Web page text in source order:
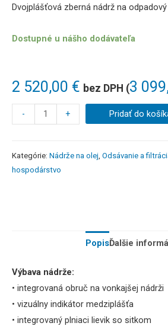
2 520,00 € bez DPH (3
Dvojplášťová zberná nádrž na odpadový
Dostupné u nášho dodávateľa
- + Pridať do
Kategórie: Nádrže na olej, Odsávanie a
hospodárstvo
PopisĎalšie
Výbava nádrže:
• integrovaná obruč na vonkajšej nádrži
• vizuálny indikátor medziplášťa
• integrovaný plniaci lievik so sitkom